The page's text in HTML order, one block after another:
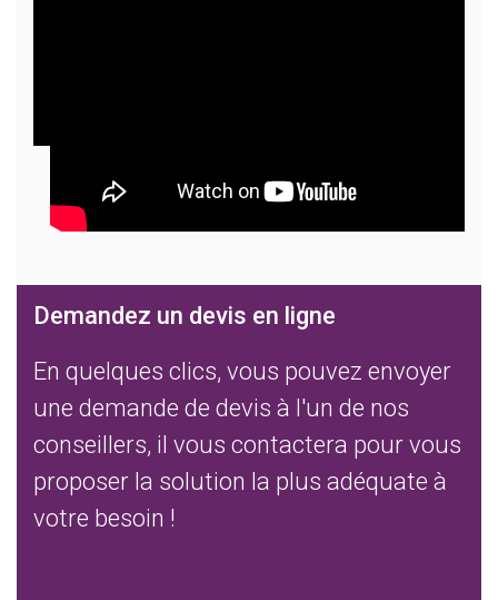
Demandez un devis en ligne
En quelques clics, vous pouvez envoyer
une demande de devis à l'un de nos
conseillers, il vous contactera pour vous
proposer la solution la plus adéquate à
votre besoin !